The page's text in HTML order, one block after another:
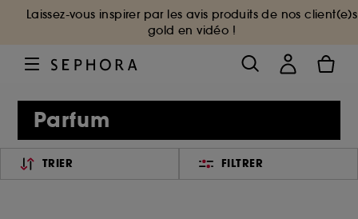
Laissez-vous inspirer par les avis produits de nos client(e)s
gold en vidéo !
Parfum
TRIER FILTRER